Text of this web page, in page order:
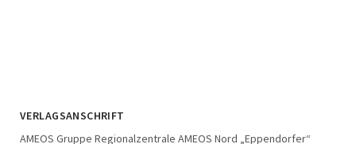
VERLAGSANSCHRIFT
AMEOS Gruppe Regionalzentrale AMEOS Nord „Eppendorfer“